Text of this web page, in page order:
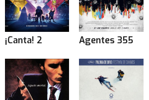
¡Canta! 2 Agentes 355